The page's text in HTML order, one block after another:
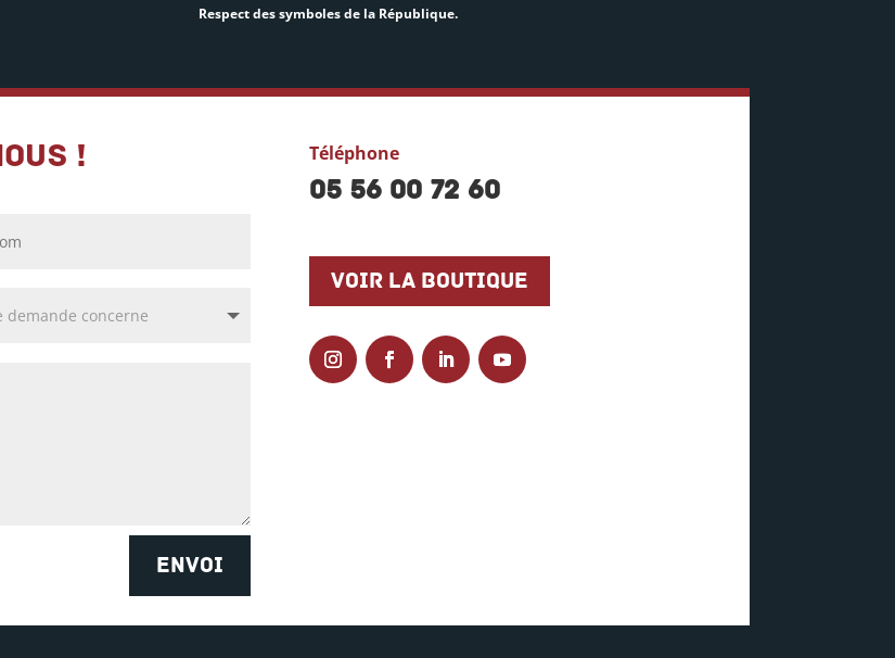
Respect des symboles de la République.
!
ENVOI
Téléphone
05 56 00 72 60
Voir la boutique